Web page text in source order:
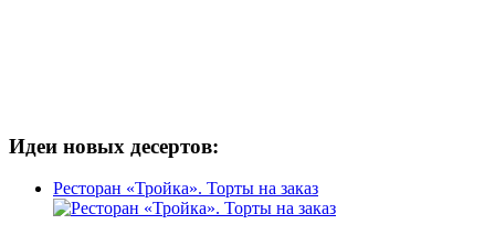
Идеи новых десертов:
Ресторан «Тройка». Торты на заказ